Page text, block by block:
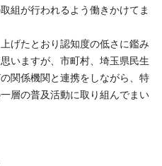
組が行われるよう働きかけてま
げたとおり認知度の低さに鑑み
いますが、市町村、埼玉県民生
関係機関と連携をしながら、特
層の普及活動に取り組んでまい